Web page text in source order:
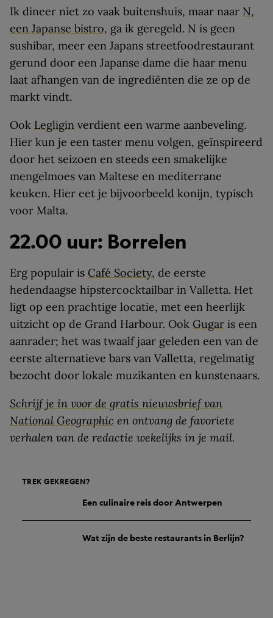
Ik dineer niet zo vaak buitenshuis, maar naar N,
een Japanse bistro, ga ik geregeld. N is geen
sushibar, meer een Japans streetfoodrestaurant
gerund door een Japanse dame die haar menu
laat afhangen van de ingrediënten die ze op de
markt vindt.
Ook Legligin verdient een warme aanbeveling.
Hier kun je een taster menu volgen, geïnspireerd
door het seizoen en steeds een smakelijke
mengelmoes van Maltese en mediterrane
keuken. Hier eet je bijvoorbeeld konijn, typisch
voor Malta.
22.00 uur: Borrelen
Erg populair is Café Society, de eerste
hedendaagse hipstercocktailbar in Valletta. Het
ligt op een prachtige locatie, met een heerlijk
uitzicht op de Grand Harbour. Ook Gugar is een
aanrader; het was twaalf jaar geleden een van de
eerste alternatieve bars van Valletta, regelmatig
bezocht door lokale muzikanten en kunstenaars.
Schrijf je in voor de gratis nieuwsbrief van
National Geographic en ontvang de favoriete
verhalen van de redactie wekelijks in je mail.
TREK GEKREGEN?
Een culinaire reis door Antwerpen
Wat zijn de beste restaurants in Berlijn?